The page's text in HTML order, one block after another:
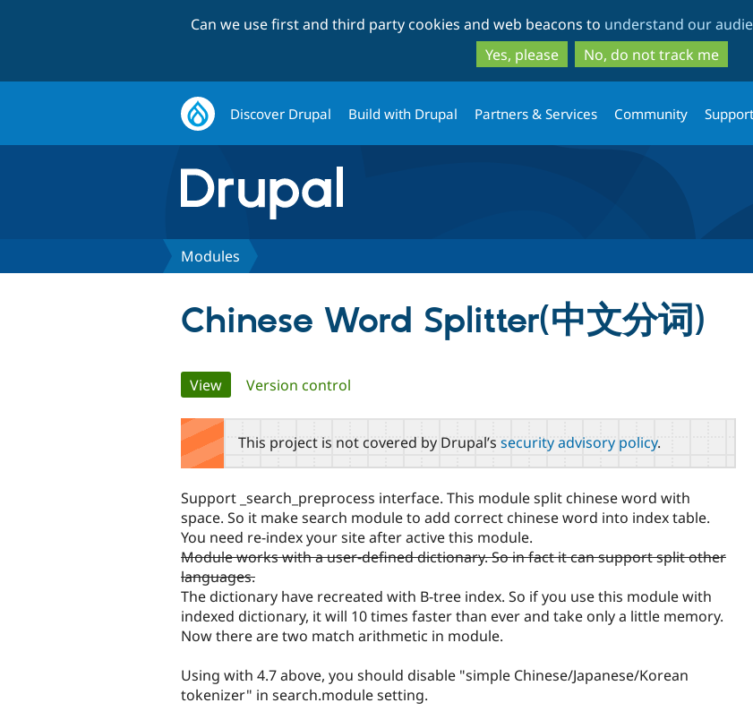
to
main
content
to
search
Can we use first and third party cookies and web beacons to understand our
Yes, please
No, do not track me
Discover Drupal Build with Drupal Partners & Services Community
Modules
Chinese Word Splitter(中文分词)
Primary
tabs
View(active tab)
Version control
This project is not covered by Drupal’s security advisory policy.
Support _search_preprocess interface. This module split chinese word with
space. So it make search module to add correct chinese word into index table.
You need re-index your site after active this module.
Module works with a user-defined dictionary. So in fact it can support split other
languages.
The dictionary have recreated with B-tree index. So if you use this module with
indexed dictionary, it will 10 times faster than ever and take only a little memory.
Now there are two match arithmetic in module.
Using with 4.7 above, you should disable "simple Chinese/Japanese/Korean
tokenizer" in search.module setting.